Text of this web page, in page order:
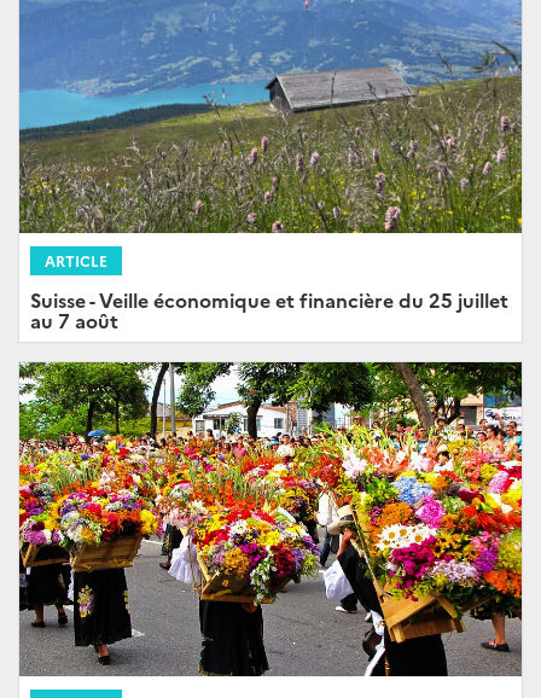
ARTICLE
Suisse - Veille économique et financière du 25 juillet
au 7 août